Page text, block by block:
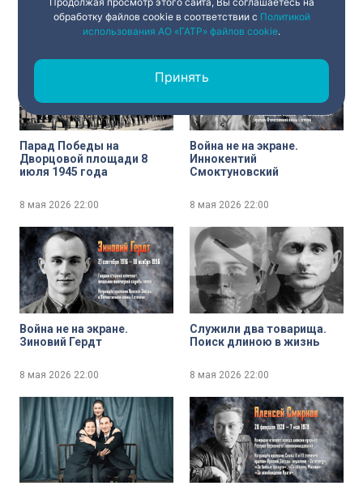
8 мая 202622:00 8 мая 202622:00
Парад Победы на
Дворцовой площади 8
июля 1945 года
8 мая 2026 22:00
Война не на экране.
Иннокентий
Смоктуновский
8 мая 2026 22:00
Война не на экране.
Зиновий Гердт
8 мая 2026 22:00
Служили два товарища.
Поиск длиною в жизнь
8 мая 2026 22:00
обработку файлов cookie в соответствии с Политикой
использования АО «ГАТР» файлов cookie.
Принять